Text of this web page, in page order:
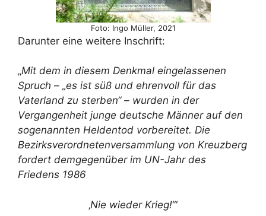
Foto: Ingo Müller, 2021
Darunter eine weitere Inschrift:
„Mit dem in diesem Denkmal eingelassenen
Spruch – „es ist süß und ehrenvoll für das
Vaterland zu sterben“ – wurden in der
Vergangenheit junge deutsche Männer auf den
sogenannten Heldentod vorbereitet. Die
Bezirksverordnetenversammlung von Kreuzberg
fordert demgegenüber im UN-Jahr des
Friedens 1986
‚Nie wieder Krieg!‘“